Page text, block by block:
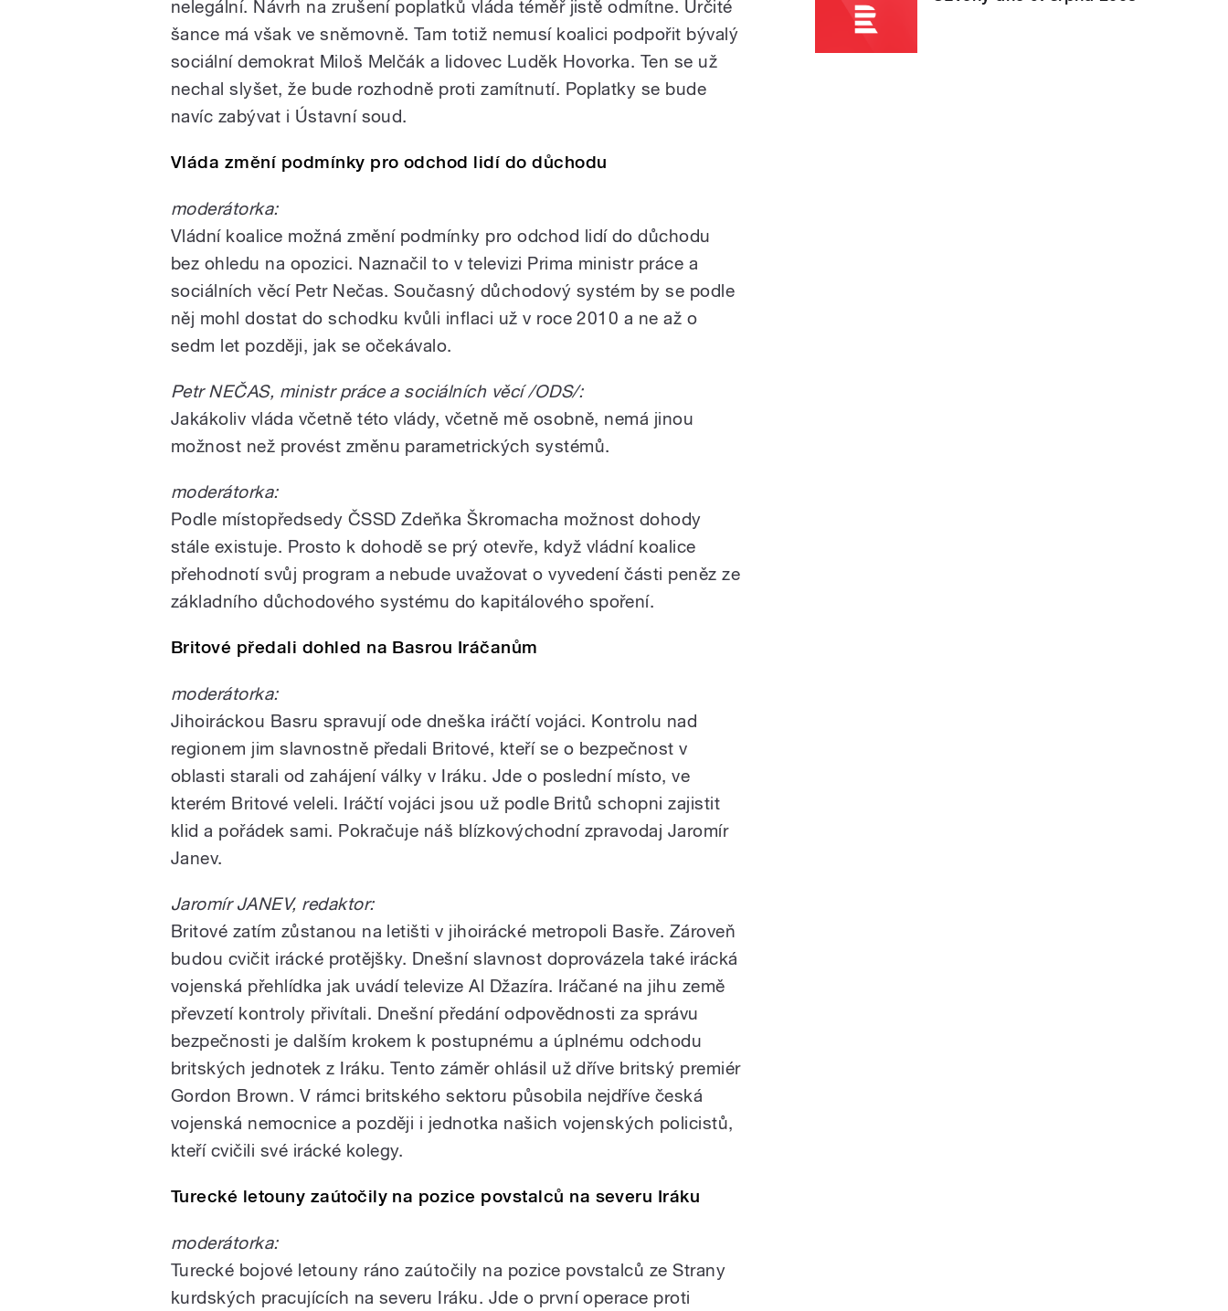
nelegální. Návrh na zrušení poplatků vláda téměř jistě odmítne. Určité
šance má však ve sněmovně. Tam totiž nemusí koalici podpořit bývalý
sociální demokrat Miloš Melčák a lidovec Luděk Hovorka. Ten se už
nechal slyšet, že bude rozhodně proti zamítnutí. Poplatky se bude
navíc zabývat i Ústavní soud.
Vláda změní podmínky pro odchod lidí do důchodu
moderátorka:
Vládní koalice možná změní podmínky pro odchod lidí do důchodu
bez ohledu na opozici. Naznačil to v televizi Prima ministr práce a
sociálních věcí Petr Nečas. Současný důchodový systém by se podle
něj mohl dostat do schodku kvůli inflaci už v roce 2010 a ne až o
sedm let později, jak se očekávalo.
Petr NEČAS, ministr práce a sociálních věcí /ODS/:
Jakákoliv vláda včetně této vlády, včetně mě osobně, nemá jinou
možnost než provést změnu parametrických systémů.
moderátorka:
Podle místopředsedy ČSSD Zdeňka Škromacha možnost dohody
stále existuje. Prosto k dohodě se prý otevře, když vládní koalice
přehodnotí svůj program a nebude uvažovat o vyvedení části peněz ze
základního důchodového systému do kapitálového spoření.
Britové předali dohled na Basrou Iráčanům
moderátorka:
Jihoiráckou Basru spravují ode dneška iráčtí vojáci. Kontrolu nad
regionem jim slavnostně předali Britové, kteří se o bezpečnost v
oblasti starali od zahájení války v Iráku. Jde o poslední místo, ve
kterém Britové veleli. Iráčtí vojáci jsou už podle Britů schopni zajistit
klid a pořádek sami. Pokračuje náš blízkovýchodní zpravodaj Jaromír
Janev.
Jaromír JANEV, redaktor:
Britové zatím zůstanou na letišti v jihoirácké metropoli Basře. Zároveň
budou cvičit irácké protějšky. Dnešní slavnost doprovázela také irácká
vojenská přehlídka jak uvádí televize Al Džazíra. Iráčané na jihu země
převzetí kontroly přivítali. Dnešní předání odpovědnosti za správu
bezpečnosti je dalším krokem k postupnému a úplnému odchodu
britských jednotek z Iráku. Tento záměr ohlásil už dříve britský premiér
Gordon Brown. V rámci britského sektoru působila nejdříve česká
vojenská nemocnice a později i jednotka našich vojenských policistů,
kteří cvičili své irácké kolegy.
Turecké letouny zaútočily na pozice povstalců na severu Iráku
moderátorka:
Turecké bojové letouny ráno zaútočily na pozice povstalců ze Strany
kurdských pracujících na severu Iráku. Jde o první operace proti